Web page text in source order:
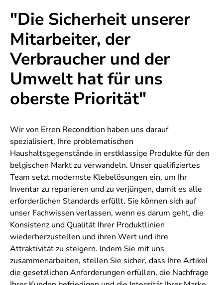
"Die Sicherheit unserer
Mitarbeiter, der
Verbraucher und der
Umwelt hat für uns
oberste Priorität"
Wir von Erren Recondition haben uns darauf
spezialisiert, Ihre problematischen
Haushaltsgegenstände in erstklassige Produkte für den
belgischen Markt zu verwandeln. Unser qualifiziertes
Team setzt modernste Klebelösungen ein, um Ihr
Inventar zu reparieren und zu verjüngen, damit es alle
erforderlichen Standards erfüllt. Sie können sich auf
unser Fachwissen verlassen, wenn es darum geht, die
Konsistenz und Qualität Ihrer Produktlinien
wiederherzustellen und ihren Wert und ihre
Attraktivität zu steigern. Indem Sie mit uns
zusammenarbeiten, stellen Sie sicher, dass Ihre Artikel
die gesetzlichen Anforderungen erfüllen, die Nachfrage